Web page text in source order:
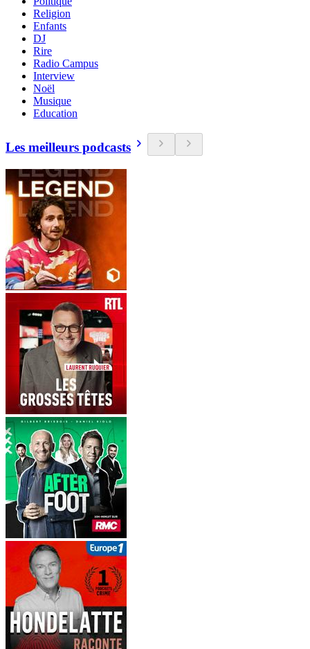
Religion
Enfants
DJ
Rire
Radio Campus
Interview
Noël
Musique
Education
Les meilleurs podcasts